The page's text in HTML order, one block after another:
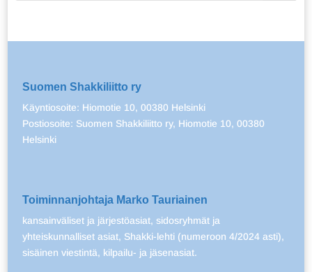
Suomen Shakkiliitto ry
Käyntiosoite: Hiomotie 10, 00380 Helsinki
Postiosoite: Suomen Shakkiliitto ry, Hiomotie 10, 00380
Helsinki
Toiminnanjohtaja Marko Tauriainen
kansainväliset ja järjestöasiat, sidosryhmät ja
yhteiskunnalliset asiat, Shakki-lehti (numeroon 4/2024 asti),
sisäinen viestintä, kilpailu- ja jäsenasiat.